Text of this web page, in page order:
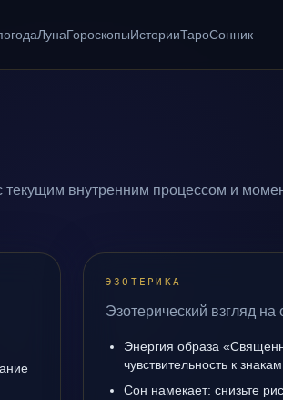
ЛунаГороскопыИсторииТароСонник
внутренним процессом и
ЭЗОТЕРИКА
Эзотерический взгляд
Энергия образа
чувствительность к
Сон намекает: снизьте